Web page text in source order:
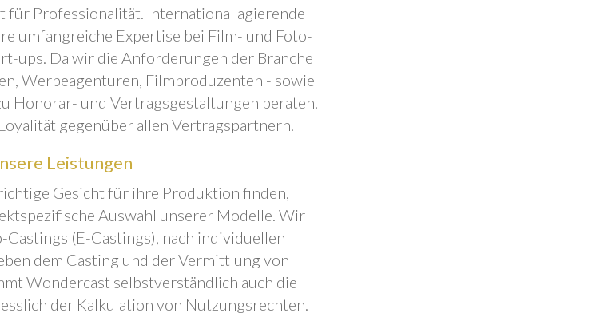
für Professionalität. International agierende
umfangreiche Expertise bei Film- und Foto-
ups. Da wir die Anforderungen der Branche
Werbeagenturen, Filmproduzenten - sowie
Honorar- und Vertragsgestaltungen beraten.
gegenüber allen Vertragspartnern.
Leistungen
Gesicht für ihre Produktion finden,
Auswahl unserer Modelle. Wir
(E-Castings), nach individuellen
dem Casting und der Vermittlung von
Wondercast selbstverständlich auch die
der Kalkulation von Nutzungsrechten.